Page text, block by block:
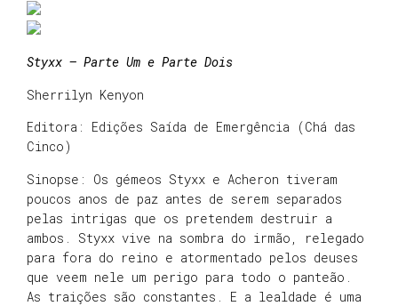
Styxx – Parte Um e Parte Dois
Sherrilyn Kenyon
Editora: Edições Saída de Emergência (Chá das
Cinco)
Sinopse: Os gémeos Styxx e Acheron tiveram
poucos anos de paz antes de serem separados
pelas intrigas que os pretendem destruir a
ambos. Styxx vive na sombra do irmão, relegado
para fora do reino e atormentado pelos deuses
que veem nele um perigo para todo o panteão.
As traições são constantes. E a lealdade é uma